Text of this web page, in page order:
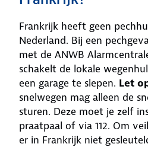
Frankrijk heeft geen
Nederland. Bij een
met de ANWB
schakelt de lokale
een garage te slepen. Let
snelwegen mag alleen de
sturen. Deze moet je zelf
praatpaal of via 112. Om
er in Frankrijk niet